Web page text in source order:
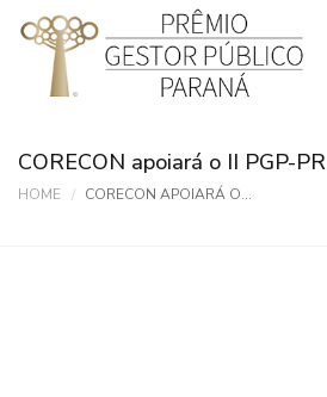
CORECON apoiará o II PGP-PR
HOME CORECON APOIARÁ O...